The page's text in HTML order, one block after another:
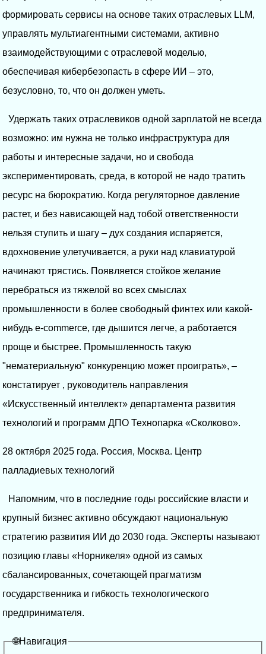
формировать сервисы на основе таких отраслевых LLM,
управлять мультиагентными системами, активно
взаимодействующими с отраслевой моделью,
обеспечивая кибербезопасть в сфере ИИ – это,
безусловно, то, что он должен уметь.
Удержать таких отраслевиков одной зарплатой не всегда
возможно: им нужна не только инфраструктура для
работы и интересные задачи, но и свобода
экспериментировать, среда, в которой не надо тратить
ресурс на бюрократию. Когда регуляторное давление
растет, и без нависающей над тобой ответственности
нельзя ступить и шагу – дух создания испаряется,
вдохновение улетучивается, а руки над клавиатурой
начинают трястись. Появляется стойкое желание
перебраться из тяжелой во всех смыслах
промышленности в более свободный финтех или какой-
нибудь e-commerce, где дышится легче, а работается
проще и быстрее. Промышленность такую
"нематериальную" конкуренцию может проиграть», –
констатирует , руководитель направления
«Искусственный интеллект» департамента развития
технологий и программ ДПО Технопарка «Сколково».
28 октября 2025 года. Россия, Москва. Центр
палладиевых технологий
Напомним, что в последние годы российские власти и
крупный бизнес активно обсуждают национальную
стратегию развития ИИ до 2030 года. Эксперты называют
позицию главы «Норникеля» одной из самых
сбалансированных, сочетающей прагматизм
государственника и гибкость технологического
предпринимателя.
🌐Навигация